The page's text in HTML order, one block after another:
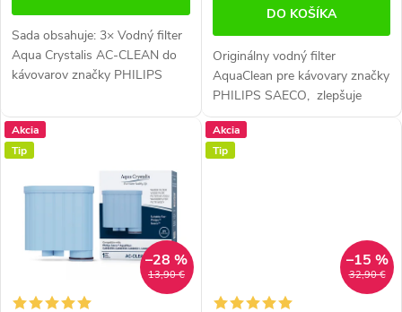
k
t
v
k
t
o
v
Sada obsahuje: 3× Vodný filter
Aqua Crystalis AC-CLEAN do
kávovarov značky PHILIPS
antibakteriálny čistič zvyškov
mlieka Aqua Crystalis AC-
MLKSC1000...
DO KOŠÍKA
Originálny vodný filter
AquaClean pre kávovary značky
PHILIPS SAECO, zlepšuje
kvalitu vody a zaisťuje redukciu
vodného kameňa. Kompatibilný
s filtrami Philips Saeco Aqua
Akcia
Tip
13,90 €
–28 %
Akcia
Tip
32,90 €
–15 %